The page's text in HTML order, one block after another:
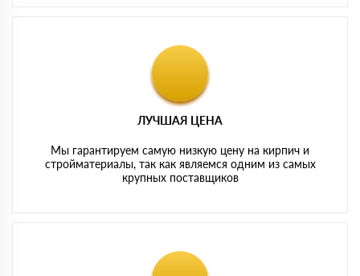
ЛУЧШАЯ ЦЕНА
Мы гарантируем самую низкую цену на кирпич и
стройматериалы, так как являемся одним из самых
крупных поставщиков